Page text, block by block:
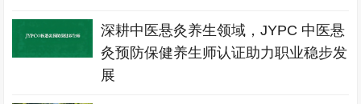
深耕中医悬灸养生领域，JYPC 中医悬
灸预防保健养生师认证助力职业稳步发
展